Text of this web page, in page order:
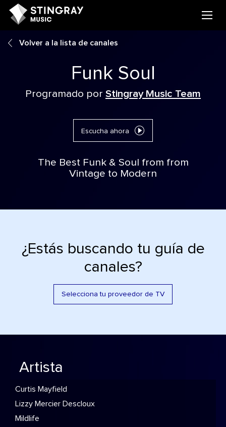
Volver a la lista de canales
Funk Soul
Programado por Stingray Music Team
Escucha ahora
The Best Funk & Soul from from
Vintage to Modern
¿Estás buscando tu guía de
canales?
Selecciona tu proveedor de TV
Artista
Curtis Mayfield
Lizzy Mercier Descloux
Mildlife